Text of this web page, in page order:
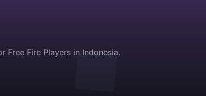
Free Fire Players in Indonesia.